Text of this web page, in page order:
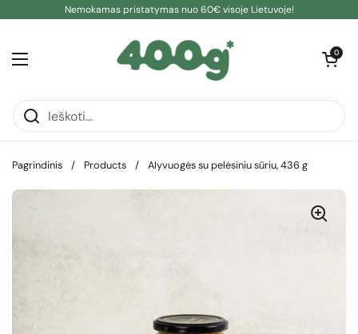
Pereiti prie turinioNemokamas pristatymas nuo 60€ visoje Lietuvoje!
Atidaryti meniu
Atidaryti
0
Pagrindinis / Products / Alyvuogės su pelėsiniu sūriu, 436 g